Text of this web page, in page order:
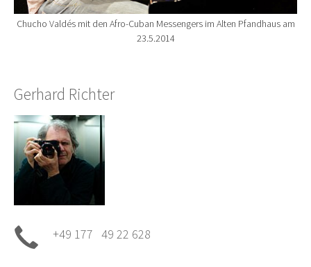
Chucho Valdés mit den Afro-Cuban Messengers im Alten Pfandhaus am
23.5.2014
Gerhard Richter
+49 177 49 22 628